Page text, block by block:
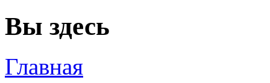
Вы здесь
Главная